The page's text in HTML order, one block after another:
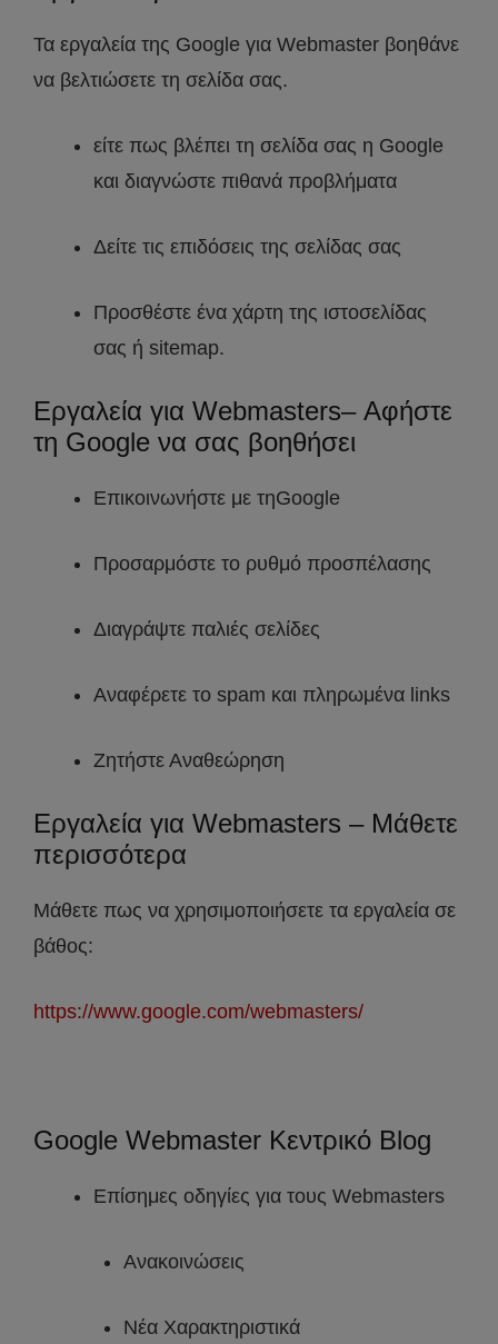
Τα εργαλεία της Google για Webmaster βοηθάνε
να βελτιώσετε τη σελίδα σας.
είτε πως βλέπει τη σελίδα σας η Google
και διαγνώστε πιθανά προβλήματα
Δείτε τις επιδόσεις της σελίδας σας
Προσθέστε ένα χάρτη της ιστοσελίδας
σας ή sitemap.
Εργαλεία για Webmasters– Αφήστε
τη Google να σας βοηθήσει
Επικοινωνήστε με τηGoogle
Προσαρμόστε το ρυθμό προσπέλασης
Διαγράψτε παλιές σελίδες
Αναφέρετε το spam και πληρωμένα links
Ζητήστε Αναθεώρηση
Εργαλεία για Webmasters – Μάθετε
περισσότερα
Μάθετε πως να χρησιμοποιήσετε τα εργαλεία σε
βάθος:
https://www.google.com/webmasters/
Google Webmaster Κεντρικό Blog
Επίσημες οδηγίες για τους Webmasters
Ανακοινώσεις
Νέα Χαρακτηριστικά